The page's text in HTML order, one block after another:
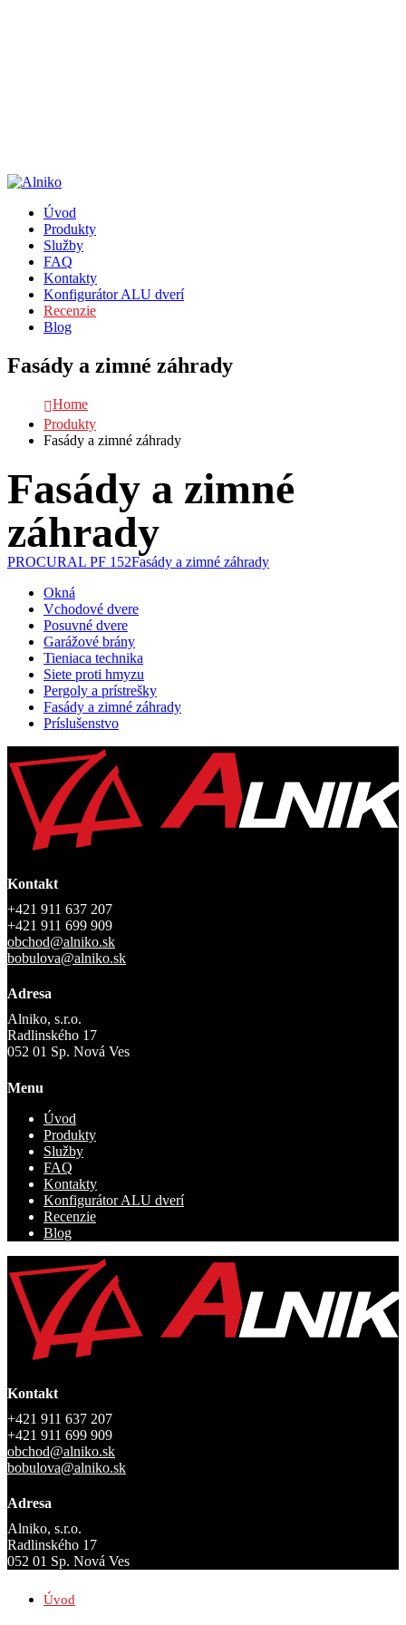
Úvod
Produkty
Služby
FAQ
Kontakty
Konfigurátor ALU dverí
Recenzie
Blog
Fasády a zimné záhrady
Home
Produkty
Fasády a zimné záhrady
Fasády a zimné
záhrady
PROCURAL PF 152Fasády a zimné záhrady
Okná
Vchodové dvere
Posuvné dvere
Garážové brány
Tieniaca technika
Siete proti hmyzu
Pergoly a prístrešky
Fasády a zimné záhrady
Príslušenstvo
Kontakt
+421 911 637 207
+421 911 699 909
obchod@alniko.sk
bobulova@alniko.sk
Adresa
Alniko, s.r.o.
Radlinského 17
052 01 Sp. Nová Ves
Menu
Úvod
Produkty
Služby
FAQ
Kontakty
Konfigurátor ALU dverí
Recenzie
Blog
Kontakt
+421 911 637 207
+421 911 699 909
obchod@alniko.sk
bobulova@alniko.sk
Adresa
Alniko, s.r.o.
Radlinského 17
052 01 Sp. Nová Ves
Úvod